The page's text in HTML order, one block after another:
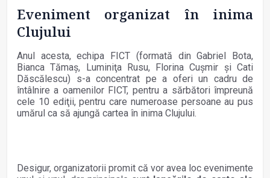
Eveniment organizat în inima
Clujului
Anul acesta, echipa FICT (formată din Gabriel Bota,
Bianca Tămaş, Luminiţa Rusu, Florina Cuşmir şi Cati
Dăscălescu) s-a concentrat pe a oferi un cadru de
întâlnire a oamenilor FICT, pentru a sărbători împreună
cele 10 ediţii, pentru care numeroase persoane au pus
umărul ca să ajungă cartea în inima Clujului.
Desigur, organizatorii promit că vor avea loc evenimente